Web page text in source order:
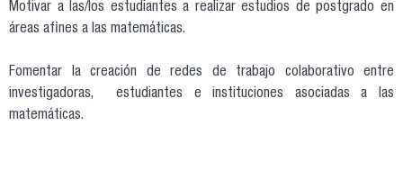
Motivar a las/los estudiantes a realizar estudios de postgrado en
áreas afines a las matemáticas.
Fomentar la creación de redes de trabajo colaborativo entre
investigadoras, estudiantes e instituciones asociadas a las
matemáticas.